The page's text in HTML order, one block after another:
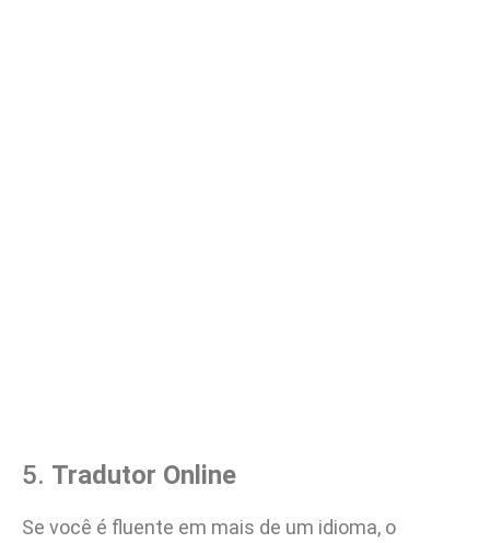
5. Tradutor Online
Se você é fluente em mais de um idioma, o